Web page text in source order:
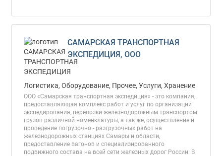
САМАРСКАЯ ТРАНСПОРТНАЯ
ЭКСПЕДИЦИЯ, ООО
Логистика, Оборудование, Прочее, Услуги, Хранение
ООО «Самарская транспортная экспедиция» - это компания,
предоставляющая комплекс работ и услуг по организации
экспедирования, перевозки железнодорожным транспортом
грузов различной номенклатуры, а так же, осуществление и
проведение погрузочно - разгрузочных работ на
железнодорожных станциях Самары и области,
предоставление вагонов и специализированного
подвижного состава на всей сети железных дорог России. В